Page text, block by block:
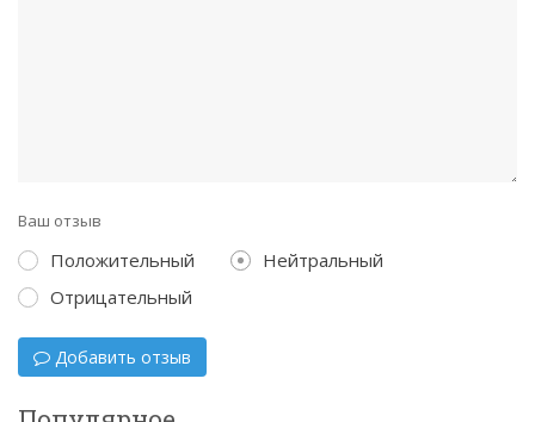
Ваш отзыв
Положительный
Нейтральный
Отрицательный
Добавить отзыв